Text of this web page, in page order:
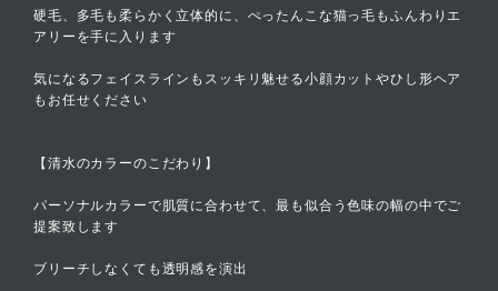
硬毛、多毛も柔らかく立体的に、ぺったんこな猫っ毛もふんわりエ
アリーを手に入ります
気になるフェイスラインもスッキリ魅せる小顔カットやひし形ヘア
もお任せください
【清水のカラーのこだわり】
パーソナルカラーで肌質に合わせて、最も似合う色味の幅の中でご
提案致します
ブリーチしなくても透明感を演出